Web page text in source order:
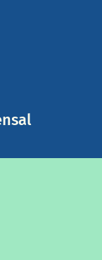
a sua ajuda